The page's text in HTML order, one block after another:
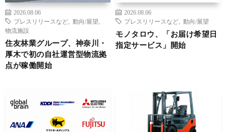
2026.08.06
プレスリリースなど
動向/展望
物流施設
住友林業グループ、神奈川・
厚木で初の自社運営型物流拠
点が稼働開始
2026.08.06
プレスリリースなど
動向/展望
モノタロウ、「お届け希望日
指定サービス」開始